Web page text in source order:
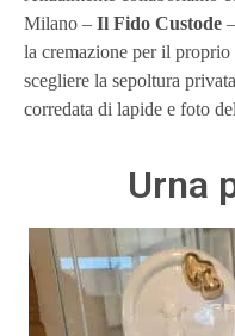
Milano – Il Fido Custode
la cremazione per il
scegliere la sepoltura
corredata di lapide e foto
Urna